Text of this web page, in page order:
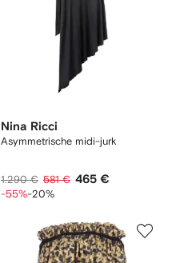
Nina Ricci
Asymmetrische midi-jurk
1.290 € 581 € 465 €
-55%-20%